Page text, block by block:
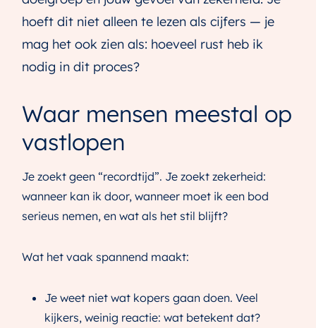
hoeft dit niet alleen te lezen als cijfers — je
mag het ook zien als: hoeveel rust heb ik
nodig in dit proces?
Waar mensen meestal op
vastlopen
Je zoekt geen “recordtijd”. Je zoekt zekerheid:
wanneer kan ik door, wanneer moet ik een bod
serieus nemen, en wat als het stil blijft?
Wat het vaak spannend maakt:
Je weet niet wat kopers gaan doen. Veel
kijkers, weinig reactie: wat betekent dat?